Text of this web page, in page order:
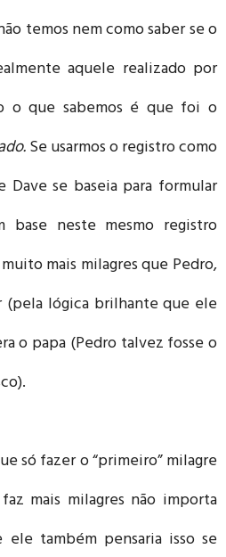
temos nem como saber se o
aquele realizado por
o que sabemos é que foi o
Se usarmos o registro como
se baseia para formular
base neste mesmo registro
mais milagres que Pedro,
lógica brilhante que ele
o papa (Pedro talvez fosse o
só fazer o “primeiro” milagre
mais milagres não importa
também pensaria isso se